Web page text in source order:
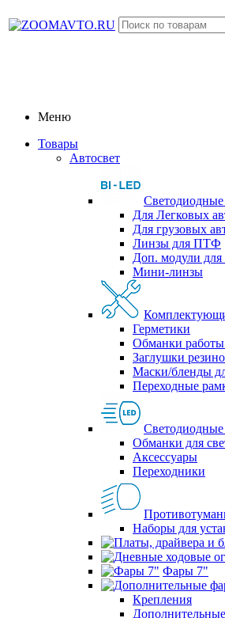
Меню
Товары
Автосвет
Для Легковых
Для грузовых
Линзы для ПТФ
Доп. модули
Мини-линзы
Герметики
Обманки
Заглушки
Маски/бленды
Переходные
Обманки для
Аксессуары
Переходники
Наборы для
Фары 7"
Крепления